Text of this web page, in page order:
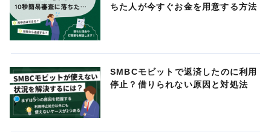
ちた人が今すぐお金を用意する方法
SMBCモビットで返済したのに利用
停止？借りられない原因と対処法